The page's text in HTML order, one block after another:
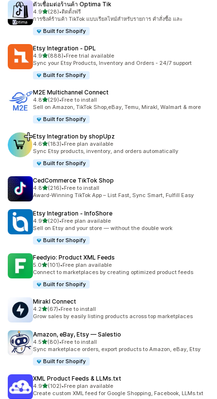
ตัวเชื่อมต่อร้านค้า Optima Tik
4.9เต็ม 5 ดาว
(28)
ทั้งหมด 28 รีวิว
•ติดตั้งฟรี
การซิงค์ร้านค้า TikTok แบบเรียลไทม์สำหรับรายการ คำสั่งซื้อ และ
Built for Shopify
Etsy Integration ‑ DPL
4.9เต็ม 5 ดาว
(888)
ทั้งหมด 888 รีวิว
•Free trial available
Sync your Etsy Products, Inventory and Orders - 24/7 support
Built for Shopify
M2E Multichannel Connect
4.8เต็ม 5 ดาว
(29)
ทั้งหมด 29 รีวิว
•Free to install
Sell on Amazon, TikTok Shop,eBay, Temu, Mirakl, Walmart & more
Built for Shopify
Etsy Integration by shopUpz
4.6เต็ม 5 ดาว
(183)
ทั้งหมด 183 รีวิว
•Free plan available
Sync Etsy products, inventory, and orders automatically
Built for Shopify
CedCommerce TikTok Shop
4.8เต็ม 5 ดาว
(216)
ทั้งหมด 216 รีวิว
•Free to install
Award-Winning TikTok App – List Fast, Sync Smart, Fulfill Easy
Etsy Integration ‑ InfoShore
4.9เต็ม 5 ดาว
(20)
ทั้งหมด 20 รีวิว
•Free plan available
Sell on Etsy and your store — without the double work
Built for Shopify
Feedyio: Product XML Feeds
5.0เต็ม 5 ดาว
(101)
ทั้งหมด 101 รีวิว
•Free plan available
Connect to marketplaces by creating optimized product feeds
Built for Shopify
Mirakl Connect
4.2เต็ม 5 ดาว
(67)
ทั้งหมด 67 รีวิว
•Free to install
Grow sales by easily listing products across top marketplaces
Amazon, eBay, Etsy — Salestio
4.5เต็ม 5 ดาว
(80)
ทั้งหมด 80 รีวิว
•Free to install
Sync marketplace orders, export products to Amazon, eBay, Etsy
Built for Shopify
XML Product Feeds & LLMs.txt
4.9เต็ม 5 ดาว
(102)
ทั้งหมด 102 รีวิว
•Free plan available
Create custom XML feed for Google Shopping, Facebook, LLMs.txt